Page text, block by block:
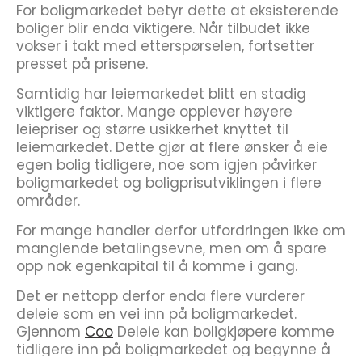
For boligmarkedet betyr dette at eksisterende
boliger blir enda viktigere. Når tilbudet ikke
vokser i takt med etterspørselen, fortsetter
presset på prisene.
Samtidig har leiemarkedet blitt en stadig
viktigere faktor. Mange opplever høyere
leiepriser og større usikkerhet knyttet til
leiemarkedet. Dette gjør at flere ønsker å eie
egen bolig tidligere, noe som igjen påvirker
boligmarkedet og boligprisutviklingen i flere
områder.
For mange handler derfor utfordringen ikke om
manglende betalingsevne, men om å spare
opp nok egenkapital til å komme i gang.
Det er nettopp derfor enda flere vurderer
deleie som en vei inn på boligmarkedet.
Gjennom Coo Deleie kan boligkjøpere komme
tidligere inn på boligmarkedet og begynne å